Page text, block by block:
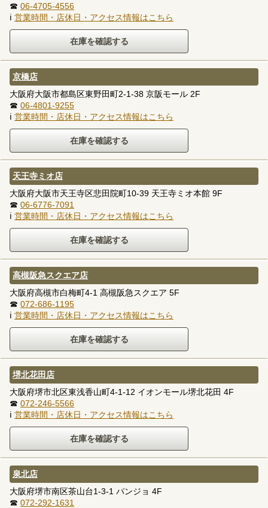
☎ 06-4705-4556
ℹ 営業時間・店休日・アクセス情報はこちら
京橋店
大阪府大阪市都島区東野田町2-1-38 京阪モール 2F
☎ 06-4801-9255
ℹ 営業時間・店休日・アクセス情報はこちら
天王寺ミオ店
大阪府大阪市天王寺区悲田院町10-39 天王寺ミオ本館 9F
☎ 06-6776-7091
ℹ 営業時間・店休日・アクセス情報はこちら
高槻阪急スクエア店
大阪府高槻市白梅町4-1 高槻阪急スクエア 5F
☎ 072-686-1195
ℹ 営業時間・店休日・アクセス情報はこちら
堺北花田店
大阪府堺市北区東浅香山町4-1-12 イオンモール堺北花田 4F
☎ 072-246-5566
ℹ 営業時間・店休日・アクセス情報はこちら
泉北店
大阪府堺市南区茶山台1-3-1 パンジョ 4F
☎ 072-292-1631